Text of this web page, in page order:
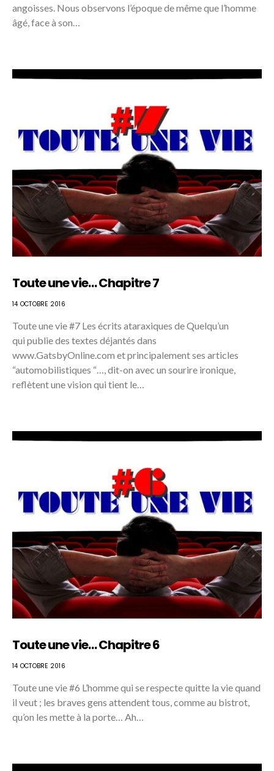
angoisses. Nous observons l’époque de même que l’homme
âgé, face à son…
Toute une vie… Chapitre 7
14 OCTOBRE 2016
Toute une vie #7 Les écrits ataraxiques de Quelqu’un
qui publie des textes déjantés dans
www.GatsbyOnline.com et principalement ses articles
“automobilistiques “…, dit-on avec un sourire ironique,
reflètent une vision qui tient le…
Toute une vie… Chapitre 6
14 OCTOBRE 2016
Toute une vie #6 L’homme qui se respecte quitte la vie quand
il veut ; les braves gens attendent tous, comme au bistrot,
qu’on les mette à la porte… Ah…